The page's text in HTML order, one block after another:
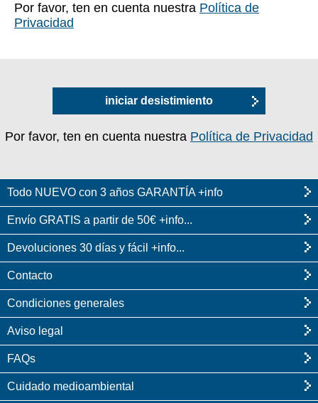
Por favor, ten en cuenta nuestra Política de
Privacidad
iniciar desistimiento
Por favor, ten en cuenta nuestra Política de Privacidad
Todo NUEVO con 3 años GARANTÍA +info
Envío GRATIS a partir de 50€ +info...
Devoluciones 30 días y fácil +info...
Contacto
Condiciones generales
Aviso legal
FAQs
Cuidado medioambiental